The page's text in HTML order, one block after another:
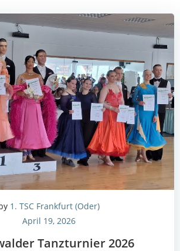
1. TSC Frankfurt (Oder)
April 19, 2026
Tanz­tur­nier 2026